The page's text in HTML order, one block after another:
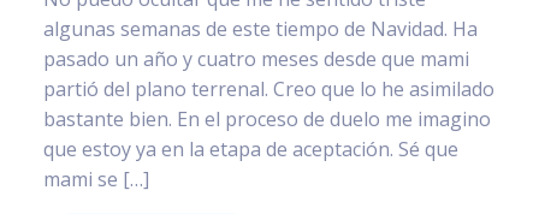
algunas semanas de este tiempo de Navidad. Ha
pasado un año y cuatro meses desde que mami
partió del plano terrenal. Creo que lo he asimilado
bastante bien. En el proceso de duelo me imagino
que estoy ya en la etapa de aceptación. Sé que
mami se […]